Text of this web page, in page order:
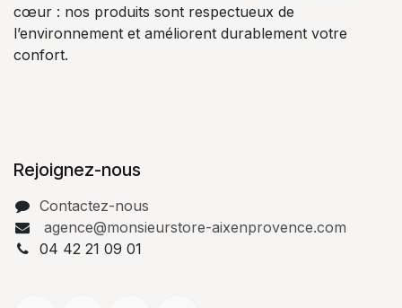
cœur : nos produits sont respectueux de
l’environnement et améliorent durablement votre
confort.
Rejoignez-nous
Contactez-nous
agence@monsieurstore-aixenprovence.com
04 42 21 09 01